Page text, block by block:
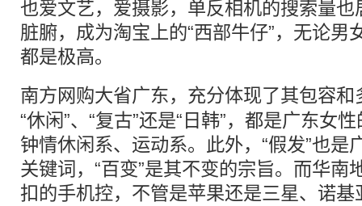
也爱文艺，爱摄影，单反相机的搜索量
脏腑，成为淘宝上的“西部牛仔”，无论男
都是极高。
南方网购大省广东，充分体现了其包容
“休闲”、“复古”还是“日韩”，都是广东女
钟情休闲系、运动系。此外，“假发”也是
关键词，“百变”是其不变的宗旨。而华南
扣的手机控，不管是苹果还是三星、诺